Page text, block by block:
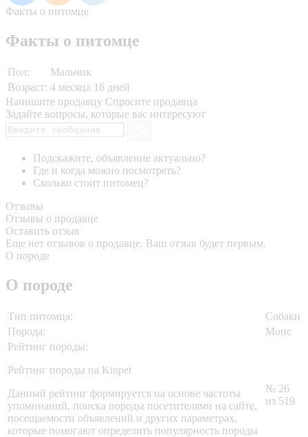
Факты о питомце
Факты о питомце
Пол:
Мальчик
Возраст: 4 месяца 16 дней
Напишите продавцу Спросите продавца
Задайте вопросы, которые вас интересуют
Подскажите, объявление актуально?
Где и когда можно посмотреть?
Сколько стоит питомец?
Отзывы
Отзывы о продавце
Оставить отзыв
Еще нет отзывов о продавце. Ваш отзыв будет первым.
О породе
О породе
Тип питомца:
Собаки
Порода:
Мопс
Рейтинг породы:
Рейтинг породы на Kinpet
Данный рейтинг формируется на основе частоты
упоминаний, поиска породы посетителями на сайте,
посещаемости объявлений и других параметрах,
которые помогают определить популярность породы
№ 26
из 519